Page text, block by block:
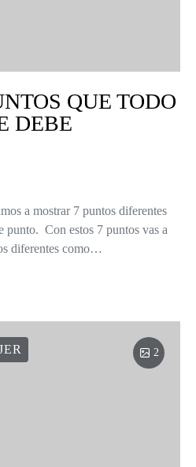
QUE TODO
DEBE
a mostrar 7 puntos diferentes
punto. Con estos 7 puntos vas a
diferentes como…
2